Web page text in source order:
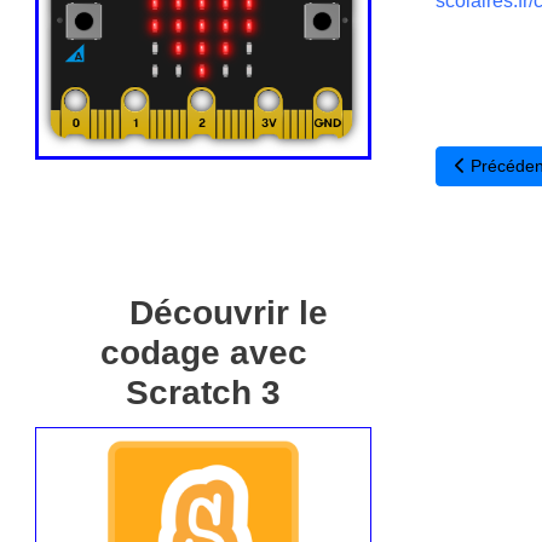
Découvrir le
codage avec
Scratch 3
Article